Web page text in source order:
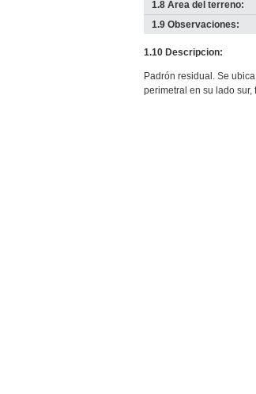
1.8 Área del terreno:
1.9 Observaciones:
1.10 Descripcion:
Padrón residual. Se
perimetral en su lado